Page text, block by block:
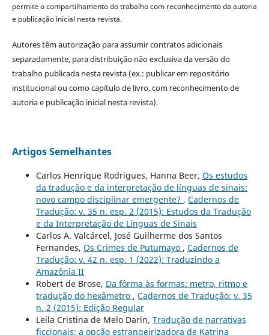
permite o compartilhamento do trabalho com reconhecimento da autoria
e publicação inicial nesta revista.
Autores têm autorização para assumir contratos adicionais
separadamente, para distribuição não exclusiva da versão do
trabalho publicada nesta revista (ex.: publicar em repositório
institucional ou como capítulo de livro, com reconhecimento de
autoria e publicação inicial nesta revista).
Artigos Semelhantes
Carlos Henrique Rodrigues, Hanna Beer, Os estudos
da tradução e da interpretação de línguas de sinais:
novo campo disciplinar emergente? , Cadernos de
Tradução: v. 35 n. esp. 2 (2015): Estudos da Tradução
e da Interpretação de Línguas de Sinais
Carlos A. Valcárcel, José Guilherme dos Santos
Fernandes, Os Crimes de Putumayo , Cadernos de
Tradução: v. 42 n. esp. 1 (2022): Traduzindo a
Amazônia II
Robert de Brose, Da fôrma às formas: metro, ritmo e
tradução do hexâmetro , Cadernos de Tradução: v. 35
n. 2 (2015): Edição Regular
Leila Cristina de Melo Darin, Tradução de narrativas
ficcionais: a opção estrangeirizadora de Katrina